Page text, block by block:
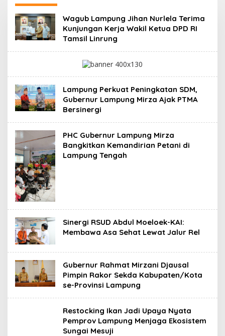
C
h
a
n
n
m
p
u
n
g
Wagub Lampung Jihan Nurlela Terima
Kunjungan Kerja Wakil Ketua DPD RI
Tamsil Linrung
Lampung Perkuat Peningkatan SDM,
Gubernur Lampung Mirza Ajak PTMA
Bersinergi
PHC Gubernur Lampung Mirza
Bangkitkan Kemandirian Petani di
Lampung Tengah
Sinergi RSUD Abdul Moeloek-KAI:
Membawa Asa Sehat Lewat Jalur Rel
Gubernur Rahmat Mirzani Djausal
Pimpin Rakor Sekda Kabupaten/Kota
se-Provinsi Lampung
Restocking Ikan Jadi Upaya Nyata
Pemprov Lampung Menjaga Ekosistem
Sungai Mesuji